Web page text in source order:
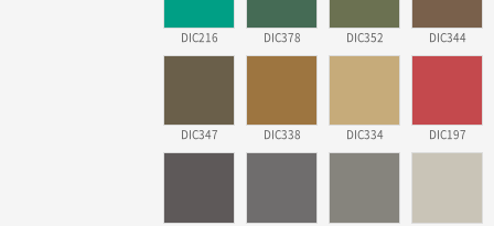
DIC216 DIC378 DIC352 DIC344
DIC347 DIC338 DIC334 DIC197